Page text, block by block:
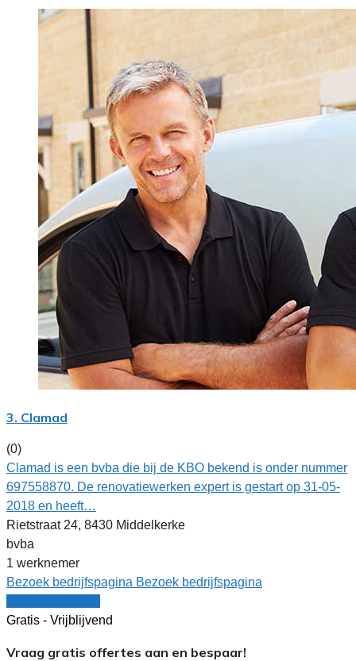
3. Clamad
(0)
Clamad is een bvba die bij de KBO bekend is onder nummer
697558870. De renovatiewerken expert is gestart op 31-05-
2018 en heeft…
Rietstraat 24, 8430 Middelkerke
bvba
1 werknemer
Bezoek bedrijfspagina Bezoek bedrijfspagina
Gratis - Vrijblijvend
Vraag gratis offertes aan en bespaar!